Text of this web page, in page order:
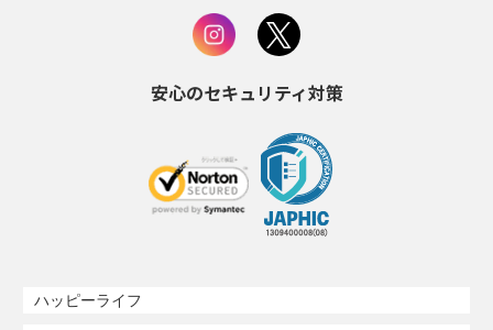
安心のセキュリティ対策
ハッピーライフ